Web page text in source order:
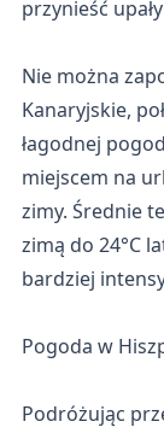
przynieść
Nie można
Kanaryjskie,
łagodnej
miejscem na
zimy. Średnie
zimą do 24°C
bardziej
Pogoda w
Podróżując